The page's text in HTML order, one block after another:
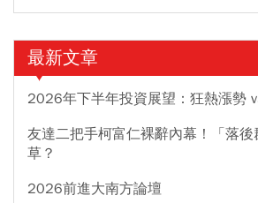
最新文章
2026年下半年投資展望：狂熱漲勢
友達二把手柯富仁裸辭內幕！「落
草？
2026前進大南方論壇